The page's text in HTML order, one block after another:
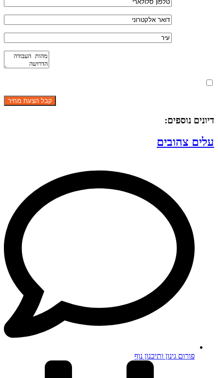
דיונים נוספים:
עלים צהובים
פורום גינון ותיכנון נוף